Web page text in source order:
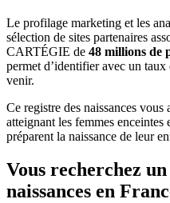
Le profilage marketing et les
sélection de sites partenaires
CARTÉGIE de 48 millions de
permet d’identifier avec un taux
venir.
Ce registre des naissances vous
atteignant les femmes enceintes
préparent la naissance de leur
Vous recherchez
naissances en